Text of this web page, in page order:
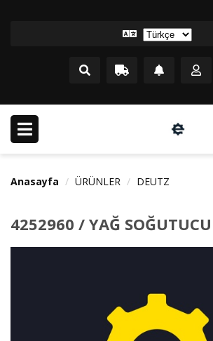
Anasayfa ÜRÜNLER DEUTZ
4252960 / YAĞ SOĞUTUCU